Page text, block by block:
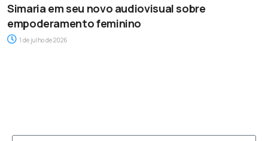
Simaria em seu novo audiovisual sobre
empoderamento feminino
1 de julho de 2026